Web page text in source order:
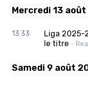
Mercredi 13
13:33
Liga 2025-
le titre -
Samedi 9 août